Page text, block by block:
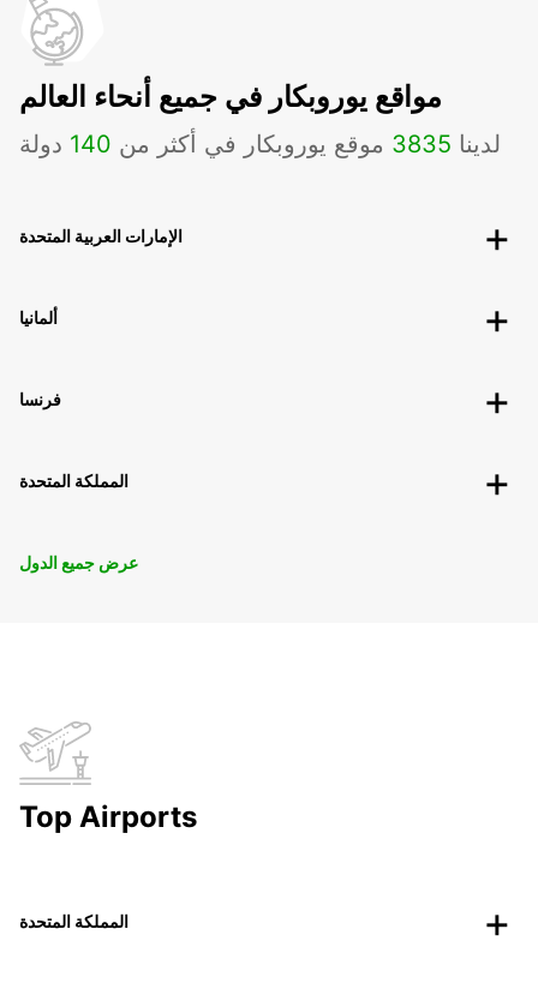
مواقع يوروبكار في جميع أنحاء العالم
لدينا 3835 موقع يوروبكار في أكثر من 140 دولة
الإمارات العربية المتحدة
ألمانيا
فرنسا
المملكة المتحدة
عرض جميع الدول
Top Airports
المملكة المتحدة